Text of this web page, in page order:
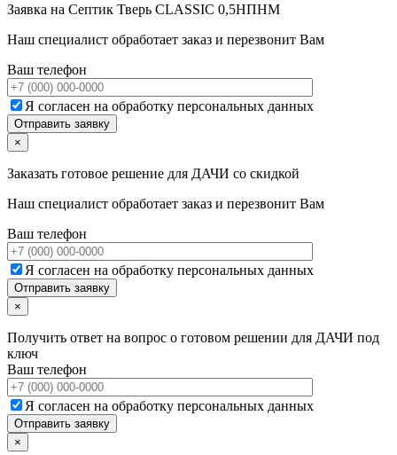
Заявка на Септик Тверь CLASSIC 0,5НПНМ
Наш специалист обработает заказ и перезвонит Вам
Ваш телефон
Я согласен на обработку персональных данных
×
Заказать готовое решение для ДАЧИ со скидкой
Наш специалист обработает заказ и перезвонит Вам
Ваш телефон
Я согласен на обработку персональных данных
×
Получить ответ на вопрос о готовом решении для ДАЧИ под
ключ
Ваш телефон
Я согласен на обработку персональных данных
×